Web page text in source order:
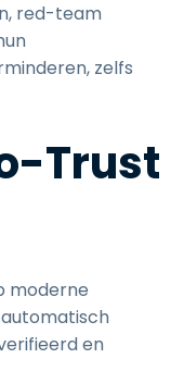
red-team
zelfs
Trust
moderne
en